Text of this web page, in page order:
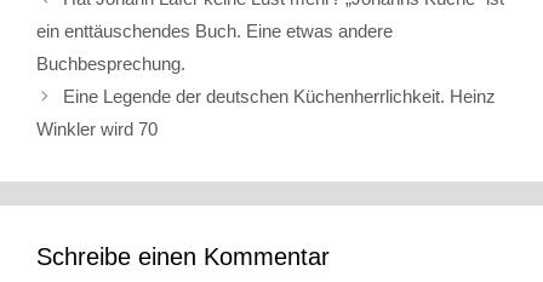
ein enttäuschendes Buch. Eine etwas andere
Buchbesprechung.
Eine Legende der deutschen Küchenherrlichkeit. Heinz
Winkler wird 70
Schreibe einen Kommentar